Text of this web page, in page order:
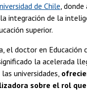
de Chile,
integración de la
superior.
el doctor en Educación
la acelerada
universidades,
sobre el rol